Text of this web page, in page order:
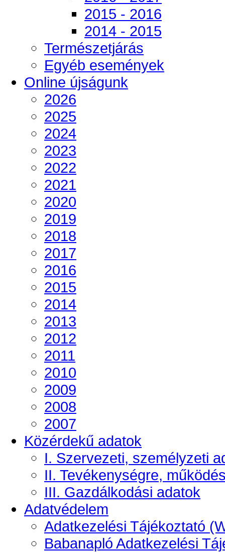
2015 - 2016
2014 - 2015
Természetjárás
Egyéb események
Online újságunk
2026
2025
2024
2023
2022
2021
2020
2019
2018
2017
2016
2015
2014
2013
2012
2011
2010
2009
2008
2007
Közérdekű adatok
I. Szervezeti, személyzeti
II. Tevékenységre,
III. Gazdálkodási adatok
Adatvédelem
Adatkezelési Tájékoztató
Babanapló Adatkezelési